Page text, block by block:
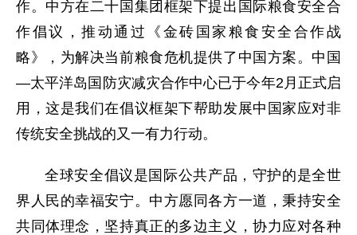
作。中方在二十国集团框架下提出国际粮食安全合
作倡议，推动通过《金砖国家粮食安全合作战
略》，为解决当前粮食危机提供了中国方案。中国
—太平洋岛国防灾减灾合作中心已于今年2月正式启
用，这是我们在倡议框架下帮助发展中国家应对非
传统安全挑战的又一有力行动。
全球安全倡议是国际公共产品，守护的是全世
界人民的幸福安宁。中方愿同各方一道，秉持安全
共同体理念，坚持真正的多边主义，协力应对各种